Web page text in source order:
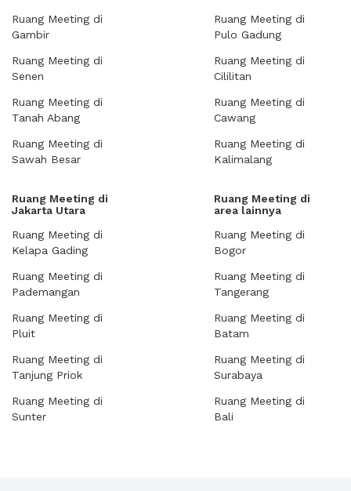
Ruang Meeting di
Gambir
Ruang Meeting di
Senen
Ruang Meeting di
Tanah Abang
Ruang Meeting di
Sawah Besar
Ruang Meeting di
Pulo Gadung
Ruang Meeting di
Cililitan
Ruang Meeting di
Cawang
Ruang Meeting di
Kalimalang
Ruang Meeting di
Jakarta Utara
Ruang Meeting di
Kelapa Gading
Ruang Meeting di
Pademangan
Ruang Meeting di
Pluit
Ruang Meeting di
Tanjung Priok
Ruang Meeting di
Sunter
Ruang Meeting di
area lainnya
Ruang Meeting di
Bogor
Ruang Meeting di
Tangerang
Ruang Meeting di
Batam
Ruang Meeting di
Surabaya
Ruang Meeting di
Bali